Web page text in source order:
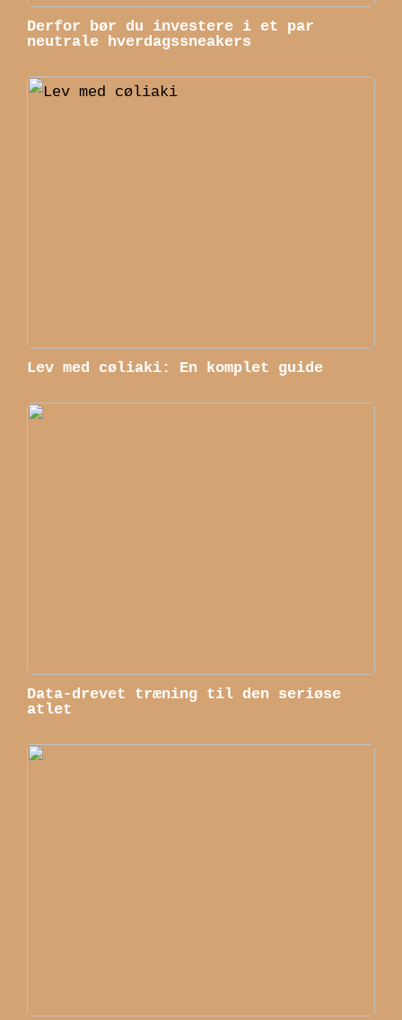
Derfor bør du investere i et par
neutrale hverdagssneakers
Lev med cøliaki: En komplet guide
Data-drevet træning til den seriøse
atlet